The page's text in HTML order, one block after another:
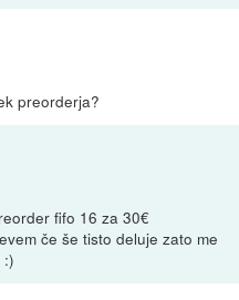
preorderja?
fifo 16 za 30€
če še tisto deluje zato me
:)